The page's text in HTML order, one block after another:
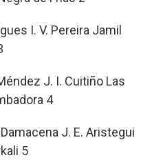
I. V. Pereira Jamil
J. I. Cuitiño Las
4
Damacena J. E. Aristegui
5